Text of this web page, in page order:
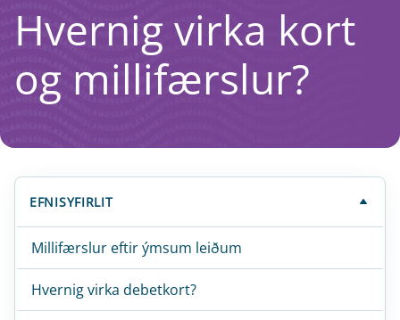
Hvernig virka kort
og milli­færsl­ur?
EFNISYFIRLIT
Millifærslur eftir ýmsum leiðum
Hvernig virka debetkort?